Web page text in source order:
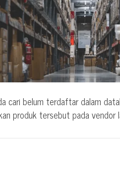
cari belum terdaftar dalam
produk tersebut pada